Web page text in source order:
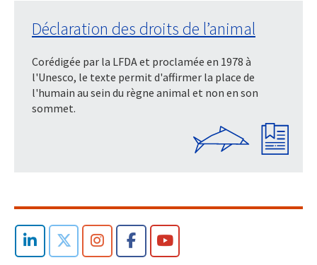
Déclaration des droits de l’animal
Corédigée par la LFDA et proclamée en 1978 à
l'Unesco, le texte permit d'affirmer la place de
l'humain au sein du règne animal et non en son
sommet.